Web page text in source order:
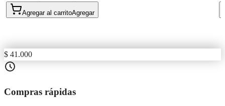
Agregar al carritoAgregar
$ 41.000
Compras rápidas